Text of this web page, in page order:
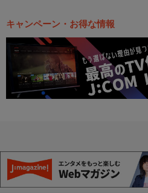
キャンペーン・お得な情報